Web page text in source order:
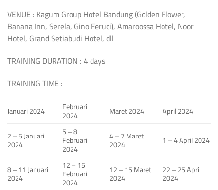
VENUE : Kagum Group Hotel Bandung (Golden Flower,
Banana Inn, Serela, Gino Feruci), Amaroossa Hotel, Noor
Hotel, Grand Setiabudi Hotel, dll
TRAINING DURATION : 4 days
TRAINING TIME :
Januari 2024 Februari
2024 Maret 2024
April 2024
2 – 5 Januari
2024
5 – 8
Februari
2024
4 – 7 Maret
2024 1 – 4 April 2024
8 – 11 Januari
2024
12 – 15
Februari
2024
12 – 15 Maret
2024
22 – 25 April
2024